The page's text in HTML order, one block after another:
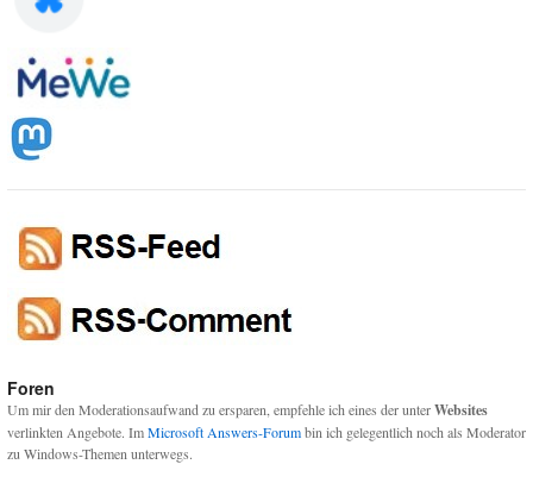
Foren
Um mir den Moderationsaufwand zu ersparen, empfehle ich eines der unterWebsites
verlinkten Angebote. ImMicrosoft Answers-Forumbin ich gelegentlich noch als Moderator
zu Windows-Themen unterwegs.